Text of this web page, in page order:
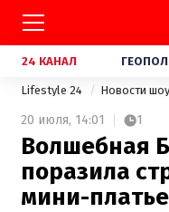
24 КАНАЛ
Lifestyle 24 Новости
20 июля, 14:01 1
Волшебная
поразила
мини-